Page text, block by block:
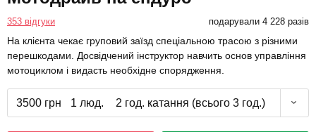
353 відгуки подарували 4 228 разів
На клієнта чекає груповий заїзд спеціальною трасою з різними
перешкодами. Досвідчений інструктор навчить основ управління
мотоциклом і видасть необхідне спорядження.
3500 грн 1 люд. 2 год. катання (всього 3 год.)